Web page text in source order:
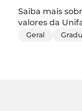
Saiba mais
valores da
Geral